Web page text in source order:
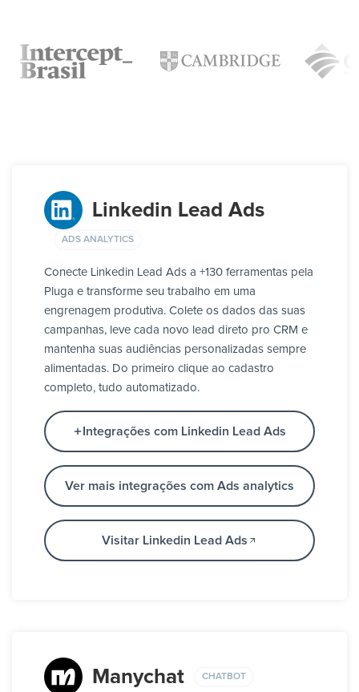
Linkedin Lead Ads
ADS ANALYTICS
Conecte Linkedin Lead Ads a +130 ferramentas pela
Pluga e transforme seu trabalho em uma
engrenagem produtiva. Colete os dados das suas
campanhas, leve cada novo lead direto pro CRM e
mantenha suas audiências personalizadas sempre
alimentadas. Do primeiro clique ao cadastro
completo, tudo automatizado.
Integrações com Linkedin Lead Ads
Ver mais integrações com Ads analytics
Visitar Linkedin Lead Ads
Manychat CHATBOT